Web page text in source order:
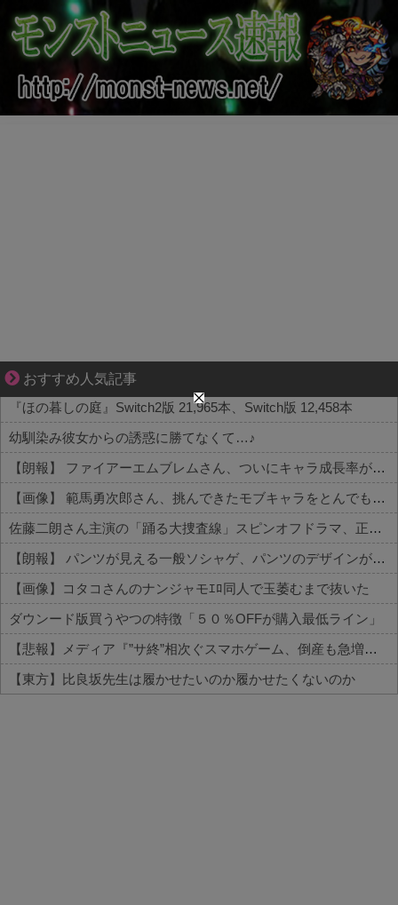
おすすめ人気記事
“変われない私”が動き出す瞬間に出会う
『ほの暮しの庭』Switch2版 21,965本、Switch版 12,458本
幼馴染み彼女からの誘惑に勝てなくて…♪
【朗報】 ファイアーエムブレムさん、ついにキャラ成長率がゲーム内で見れるようになる
【画像】 範馬勇次郎さん、挑んできたモブキャラをとんでもない目に合わせてしまう
佐藤二朗さん主演の「踊る大捜査線」スピンオフドラマ、正式に中止との報道
【朗報】 パンツが見える一般ソシャゲ、パンツのデザインが上方修正される
【画像】コタコさんのナンジャモｴﾛ同人で玉萎むまで抜いた
ダウンード版買うやつの特徴「５０％OFFが購入最低ライン」
【悲報】メディア『”サ終”相次ぐスマホゲーム、倒産も急増。過去最多ペースで推移』
【東方】比良坂先生は履かせたいのか履かせたくないのか